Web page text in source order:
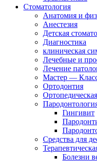
Стоматология
Анатомия и
Анестезия
Детская
Диагностика
клиническая
Лечебные и
Лечение
Мастер —
Ортодонтия
Гингивит
Средства для
Болезни